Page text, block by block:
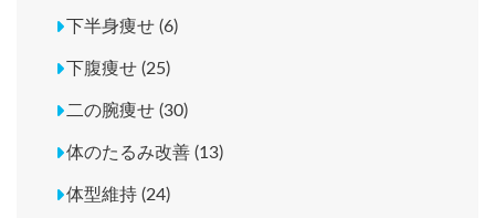
下半身痩せ (6)
下腹痩せ (25)
二の腕痩せ (30)
体のたるみ改善 (13)
体型維持 (24)